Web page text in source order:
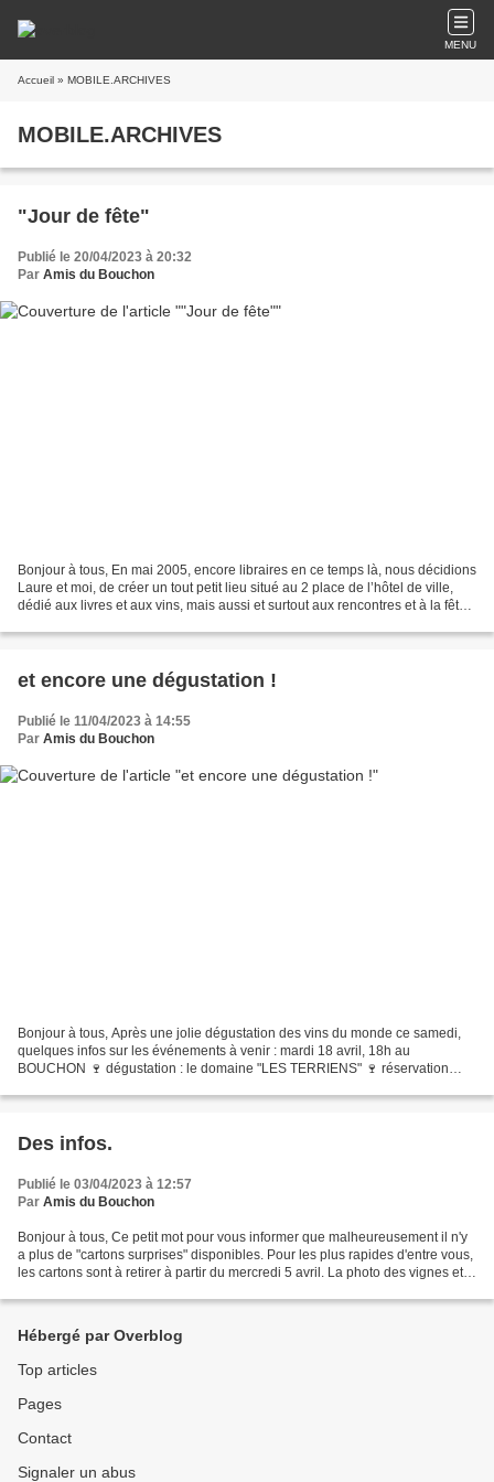
MENU
Accueil » MOBILE.ARCHIVES
MOBILE.ARCHIVES
"Jour de fête"
Publié le 20/04/2023 à 20:32
Par Amis du Bouchon
Bonjour à tous, En mai 2005, encore libraires en ce temps là, nous décidions
Laure et moi, de créer un tout petit lieu situé au 2 place de l’hôtel de ville,
dédié aux livres et aux vins, mais aussi et surtout aux rencontres et à la fête :
et encore une dégustation !
Publié le 11/04/2023 à 14:55
Par Amis du Bouchon
Bonjour à tous, Après une jolie dégustation des vins du monde ce samedi,
quelques infos sur les événements à venir : mardi 18 avril, 18h au
BOUCHON 🍷 dégustation : le domaine "LES TERRIENS" 🍷 réservation
Des infos.
Publié le 03/04/2023 à 12:57
Par Amis du Bouchon
Bonjour à tous, Ce petit mot pour vous informer que malheureusement il n'y
a plus de "cartons surprises" disponibles. Pour les plus rapides d'entre vous,
les cartons sont à retirer à partir du mercredi 5 avril. La photo des vignes et
Hébergé par Overblog
Top articles
Pages
Contact
Signaler un abus